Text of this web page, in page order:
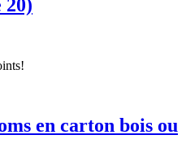
20)
en carton bois ou